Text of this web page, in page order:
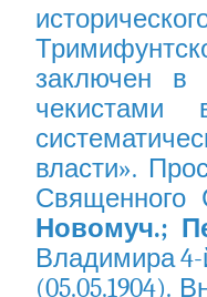
заключен в
чекистами
власти».
Священного
Новомуч.;
Владимира 4-
(05.05.1904).